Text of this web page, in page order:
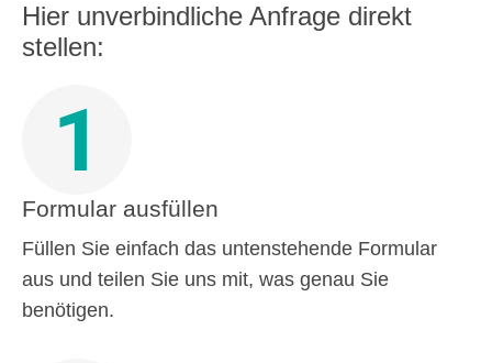
Hier unverbindliche Anfrage direkt
stellen:
1
Formular ausfüllen
Füllen Sie einfach das untenstehende Formular
aus und teilen Sie uns mit, was genau Sie
benötigen.